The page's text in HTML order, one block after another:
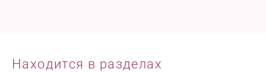
Находится в разделах